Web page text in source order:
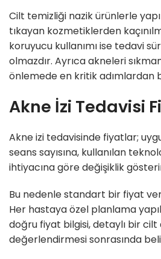
Cilt temizliği nazik ürünlerle
tıkayan kozmetiklerden
koruyucu kullanımı ise tedavi
olmazdır. Ayrıca akneleri
önlemede en kritik adımlardan
Akne İzi Tedavisi
Akne izi tedavisinde fiyatlar;
seans sayısına, kullanılan
ihtiyacına göre değişiklik
Bu nedenle standart bir fiyat
Her hastaya özel planlama
doğru fiyat bilgisi, detaylı bir cilt
değerlendirmesi sonrasında